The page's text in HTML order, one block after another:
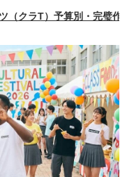
（クラT）予算別・完璧